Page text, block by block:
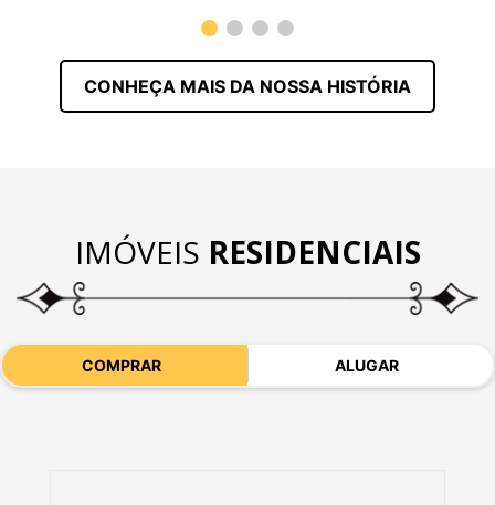
CONHEÇA MAIS DA NOSSA HISTÓRIA
IMÓVEIS RESIDENCIAIS
COMPRAR ALUGAR